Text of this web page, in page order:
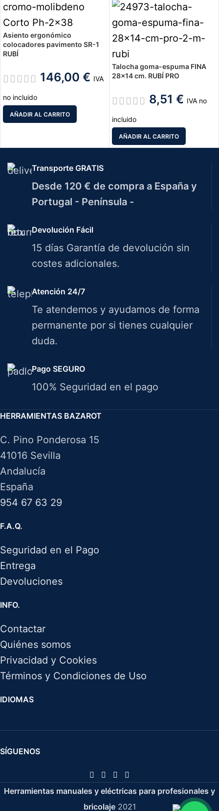
Asiento ergonómico
colocadores pavimento SR-1
RUBÍ
146,00 € IVA
no incluido
AÑADIR AL CARRITO
Talocha goma-espuma FINA
28×14 cm. RUBÍ PRO
8,51 € IVA no
incluido
AÑADIR AL CARRITO
Transporte GRATIS
Desde 120 € de compra a España y
Portugal - Península -
Devolución Fácil
15 días Garantía de devolución sin
costes adicionales.
Atención 24/7
Te atendemos y ayudamos de forma
permanente por si tienes cualquier
duda.
Pago SEGURO
100% Seguridad en el pago
HERRAMIENTAS BAZAROT
C. Pino Ponderosa 15
41016 Sevilla
Andalucía
España
954 67 63 29
F.A.Q.
Seguridad en el Pago
Entrega
Devoluciones
INFO.
Contactar
Quiénes somos
Privacidad y Cookies
Términos y Condiciones de Uso
IDIOMAS
SÍGUENOS
Herramientas manuales y eléctricas para profesionales y
bricolaje 2021